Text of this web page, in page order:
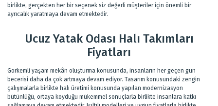
birlikte, gerçekten her bir seçenek siz değerli müşteriler için önemli bir
ayrıcalık yaratmaya devam etmektedir.
Ucuz Yatak Odası Halı Takımları
Fiyatları
Görkemli yaşam mekân oluşturma konusunda, insanların her geçen gün
becerisi daha da çok artmaya devam ediyor. Tasarım konusundaki zengin
çalışmalarla birlikte halı üretimi konusunda yapılan modernizasyon
bütünlüğü, ortaya koyduğu mükemmel sonuçlarla birlikte insanlara katkı